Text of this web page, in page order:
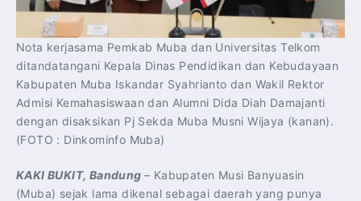
Nota kerjasama Pemkab Muba dan Universitas Telkom
ditandatangani Kepala Dinas Pendidikan dan Kebudayaan
Kabupaten Muba Iskandar Syahrianto dan Wakil Rektor
Admisi Kemahasiswaan dan Alumni Dida Diah Damajanti
dengan disaksikan Pj Sekda Muba Musni Wijaya (kanan).
(FOTO : Dinkominfo Muba)
KAKI BUKIT, Bandung – Kabupaten Musi Banyuasin
(Muba) sejak lama dikenal sebagai daerah yang punya